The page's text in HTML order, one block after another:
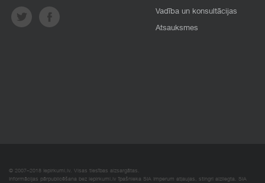
Vadība un konsultācijas
Atsauksmes
© 2007–2018 Iepirkumi.lv. Visas tiesības aizsargātas.
Informācijas pārpublicēšana bez iepirkumi.lv īpašnieka SIA Imperum atļaujas, stingri aizliegta. SIA